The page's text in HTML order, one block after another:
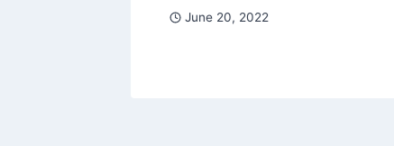
June 20, 2022